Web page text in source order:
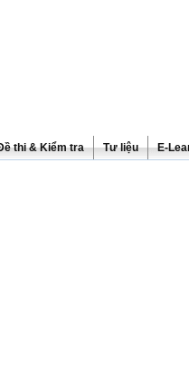
thi & Kiểm tra Tư liệu E-